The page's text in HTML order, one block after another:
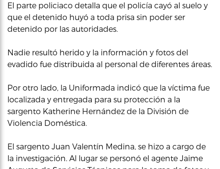
El parte policiaco detalla que el policía cayó al suelo y
que el detenido huyó a toda prisa sin poder ser
detenido por las autoridades.
Nadie resultó herido y la información y fotos del
evadido fue distribuida al personal de diferentes áreas.
Por otro lado, la Uniformada indicó que la víctima fue
localizada y entregada para su protección a la
sargento Katherine Hernández de la División de
Violencia Doméstica.
El sargento Juan Valentín Medina, se hizo a cargo de
la investigación. Al lugar se personó el agente Jaime